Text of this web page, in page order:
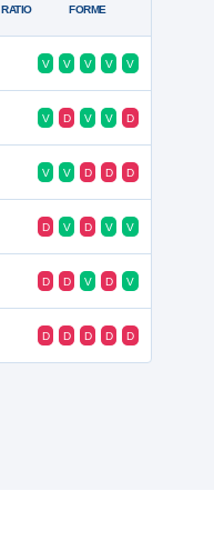
RATIO FORME
V V V V V
V D V V D
V V D D D
D V D V V
D D V D V
D D D D D